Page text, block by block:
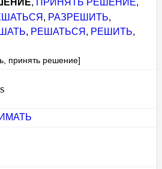
, РАЗРЕШИТЬ,
, РЕШАТЬСЯ , РЕШИТЬ,
принять решение]